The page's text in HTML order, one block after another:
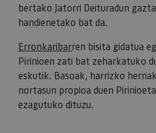
bertako Jatorri Deituradun
handienetako bat da.
Erronkaribarren bisita gidatua
Pirinioen zati bat zeharkatuko
eskutik. Basoak, harrizko
nortasun propioa duen
ezagutuko dituzu.